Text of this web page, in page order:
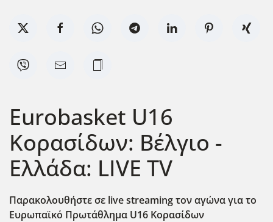
Eurobasket U16
Κορασίδων: Βέλγιο -
Ελλάδα: LIVE TV
Παρακολουθήστε σε live streaming τον αγώνα για το
Ευρωπαϊκό Πρωτάθλημα U16 Κορασίδων